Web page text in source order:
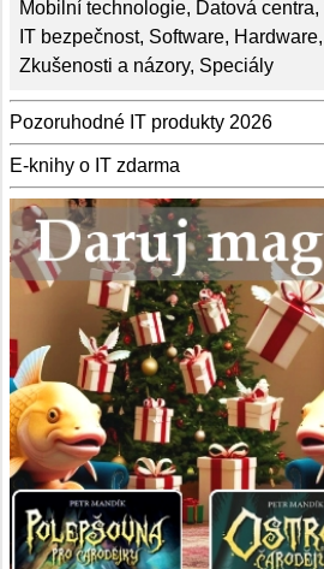
Mobilní technologie, Datová centra,
IT bezpečnost, Software, Hardware,
Zkušenosti a názory, Speciály
Pozoruhodné IT produkty 2026
E-knihy o IT zdarma